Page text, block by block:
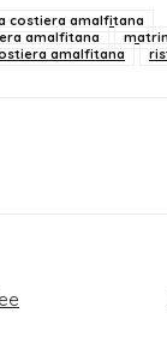
costiera amalfitana
amalfitana
amalfitana